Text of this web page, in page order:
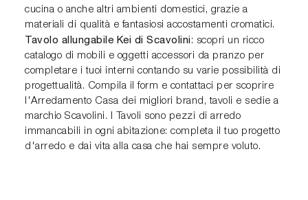
cucina o anche altri ambienti domestici, grazie a
materiali di qualità e fantasiosi accostamenti cromatici.
Tavolo allungabile Kei di Scavolini : scopri un ricco
catalogo di mobili e oggetti accessori da pranzo per
completare i tuoi interni contando su varie possibilità di
progettualità. Compila il form e contattaci per scoprire
l'Arredamento Casa dei migliori brand, tavoli e sedie a
marchio Scavolini. I Tavoli sono pezzi di arredo
immancabili in ogni abitazione: completa il tuo progetto
d'arredo e dai vita alla casa che hai sempre voluto.